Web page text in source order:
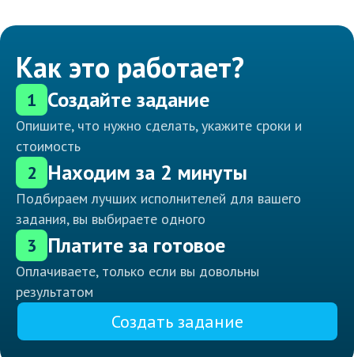
Как это работает?
1 Создайте задание
Опишите, что нужно сделать, укажите сроки и
стоимость
2 Находим за 2 минуты
Подбираем лучших исполнителей для вашего
задания, вы выбираете одного
3 Платите за готовое
Оплачиваете, только если вы довольны
результатом
Создать задание